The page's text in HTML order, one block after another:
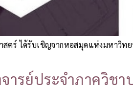
ตร์ ได้รับเชิญจากหอสมุดแห่งมหาวิท
รย์ประจำภาควิช